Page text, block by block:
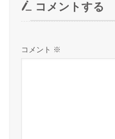
コメントする
コメント ※